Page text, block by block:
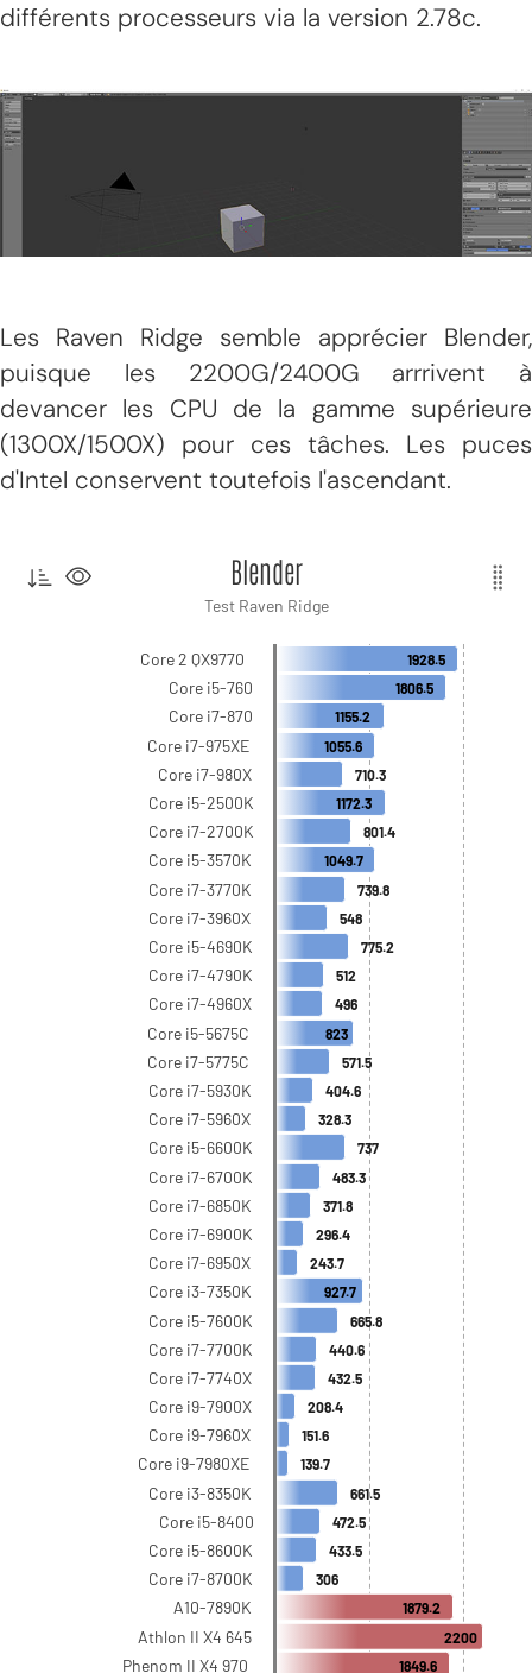
différents processeurs via la version 2.78c.
Les Raven Ridge semble apprécier Blender,
puisque les 2200G/2400G arrrivent à
devancer les CPU de la gamme supérieure
(1300X/1500X) pour ces tâches. Les puces
d'Intel conservent toutefois l'ascendant.